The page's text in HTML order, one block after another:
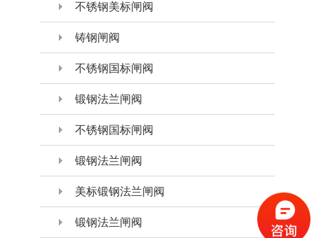
不锈钢美标闸阀
铸钢闸阀
不锈钢国标闸阀
锻钢法兰闸阀
不锈钢国标闸阀
锻钢法兰闸阀
美标锻钢法兰闸阀
锻钢法兰闸阀